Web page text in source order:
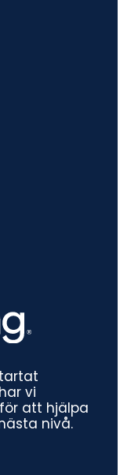
vi
att hjälpa
nivå.